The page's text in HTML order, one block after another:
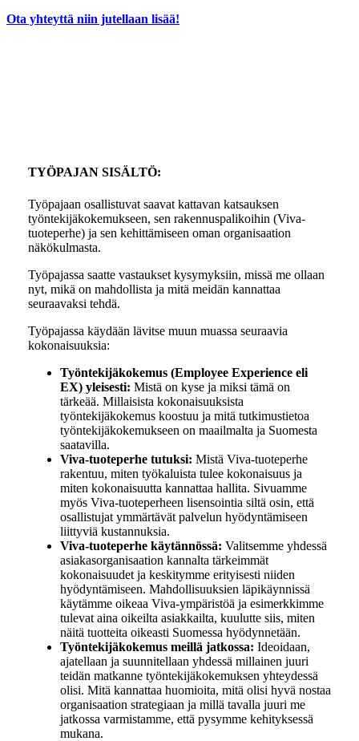
Ota yhteyttä niin jutellaan lisää!
TYÖPAJAN SISÄLTÖ:
Työpajaan osallistuvat saavat kattavan katsauksen
työntekijäkokemukseen, sen rakennuspalikoihin (Viva-
tuoteperhe) ja sen kehittämiseen oman organisaation
näkökulmasta.
Työpajassa saatte vastaukset kysymyksiin, missä me ollaan
nyt, mikä on mahdollista ja mitä meidän kannattaa
seuraavaksi tehdä.
Työpajassa käydään lävitse muun muassa seuraavia
kokonaisuuksia:
Työntekijäkokemus (Employee Experience eli
EX) yleisesti: Mistä on kyse ja miksi tämä on
tärkeää. Millaisista kokonaisuuksista
työntekijäkokemus koostuu ja mitä tutkimustietoa
työntekijäkokemukseen on maailmalta ja Suomesta
saatavilla.
Viva-tuoteperhe tutuksi: Mistä Viva-tuoteperhe
rakentuu, miten työkaluista tulee kokonaisuus ja
miten kokonaisuutta kannattaa hallita. Sivuamme
myös Viva-tuoteperheen lisensointia siltä osin, että
osallistujat ymmärtävät palvelun hyödyntämiseen
liittyviä kustannuksia.
Viva-tuoteperhe käytännössä: Valitsemme yhdessä
asiakasorganisaation kannalta tärkeimmät
kokonaisuudet ja keskitymme erityisesti niiden
hyödyntämiseen. Mahdollisuuksien läpikäynnissä
käytämme oikeaa Viva-ympäristöä ja esimerkkimme
tulevat aina oikeilta asiakkailta, kuulutte siis, miten
näitä tuotteita oikeasti Suomessa hyödynnetään.
Työntekijäkokemus meillä jatkossa: Ideoidaan,
ajatellaan ja suunnitellaan yhdessä millainen juuri
teidän matkanne työntekijäkokemuksen yhteydessä
olisi. Mitä kannattaa huomioita, mitä olisi hyvä nostaa
organisaation strategiaan ja millä tavalla juuri me
jatkossa varmistamme, että pysymme kehityksessä
mukana.